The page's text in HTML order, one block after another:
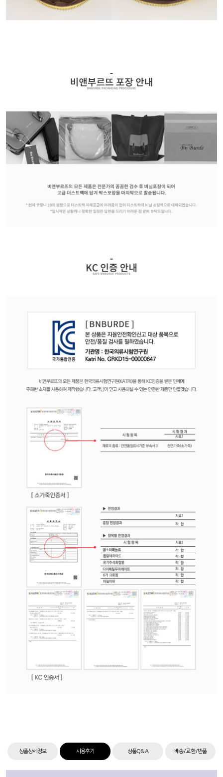
상품상세정보 사용후기 상품Q&A 배송/교환/반품